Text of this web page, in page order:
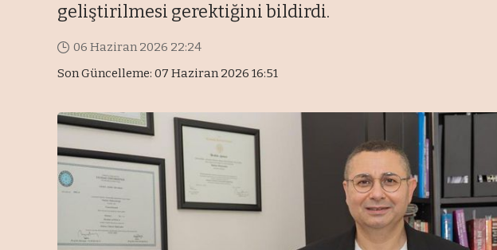
geliştirilmesi gerektiğini bildirdi.
Son Güncelleme: 07 Haziran 2026 16:51
06 Haziran 2026 22:24